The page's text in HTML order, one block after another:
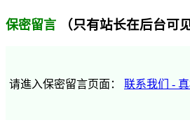
保密留言 （只有站长在后台可见
请進入保密留言页面： 联系我们 -